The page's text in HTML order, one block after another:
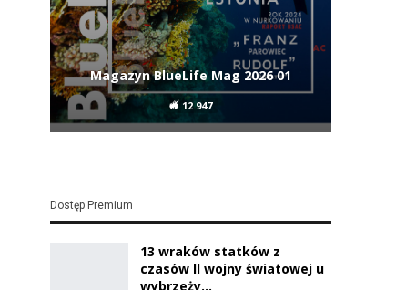
Magazyn BlueLife Mag 2026 01
12 947
Dostęp Premium
13 wraków statków z
czasów II wojny światowej u
wybrzeży…